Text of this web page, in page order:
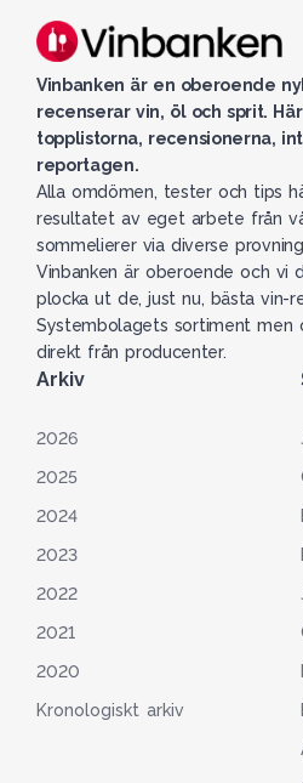
Vinbanken är en oberoende
recenserar vin, öl och sprit.
topplistorna, recensionerna,
reportagen.
Alla omdömen, tester och tips
resultatet av eget arbete från
sommelierer via diverse
Vinbanken är oberoende och vi
plocka ut de, just nu, bästa vin-
Systembolagets sortiment men
direkt från producenter.
Arkiv
2026
2025
2024
2023
2022
2021
2020
Kronologiskt arkiv